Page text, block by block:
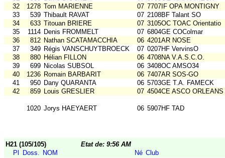
32
1278 Tom MARIENNE 07 7707IF OPA MONTIGNY
33
539 Thibault RAVAT 07 2108BF Talant SO
34
633 Titouan BRIERE 07 3105OC TOAC Orientatio
35
1114 Denis FROMMELT 07 6804GE COColmar
36
812 Nathan SCATAMACCHIA 06 4201AR NOSE
37
349 Régis VANSCHUYTBROECK 07 0207HF VervinsO
38
880 Hélian FILLON 06 4708NA V.A.S.C.O.
39
699 Nicolas SUBSOL 06 3408OC AMSO34
40
1236 Romain BARBARIT 06 7407AR SOS-GO
41
950 Dany QUARANTA 06 5703GE T.A. FAMECK
42
859 Louis GRESLIER 07 4504CE ASCO ORLEANS
1020 Jorys HAEYAERT 06 5907HF TAD
H21 (105/105)
Etat de: 9:56 AM
Pl
Doss. NOM Né Club